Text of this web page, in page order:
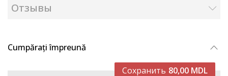
Отзывы
Cumpărați împreună
Сохранить 80,00 MDL